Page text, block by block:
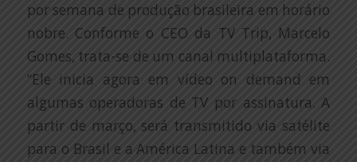
por semana de produção brasileira em horário
nobre. Conforme o CEO da TV Trip, Marcelo
Gomes, trata-se de um canal multiplataforma.
“Ele inicia agora em vídeo on demand em
algumas operadoras de TV por assinatura. A
partir de março, será transmitido via satélite
para o Brasil e a América Latina e também via